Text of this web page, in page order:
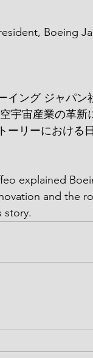
Boeing
イング ジャパン
宇宙産業の革新
ーリーにおける
explained
and the
story.